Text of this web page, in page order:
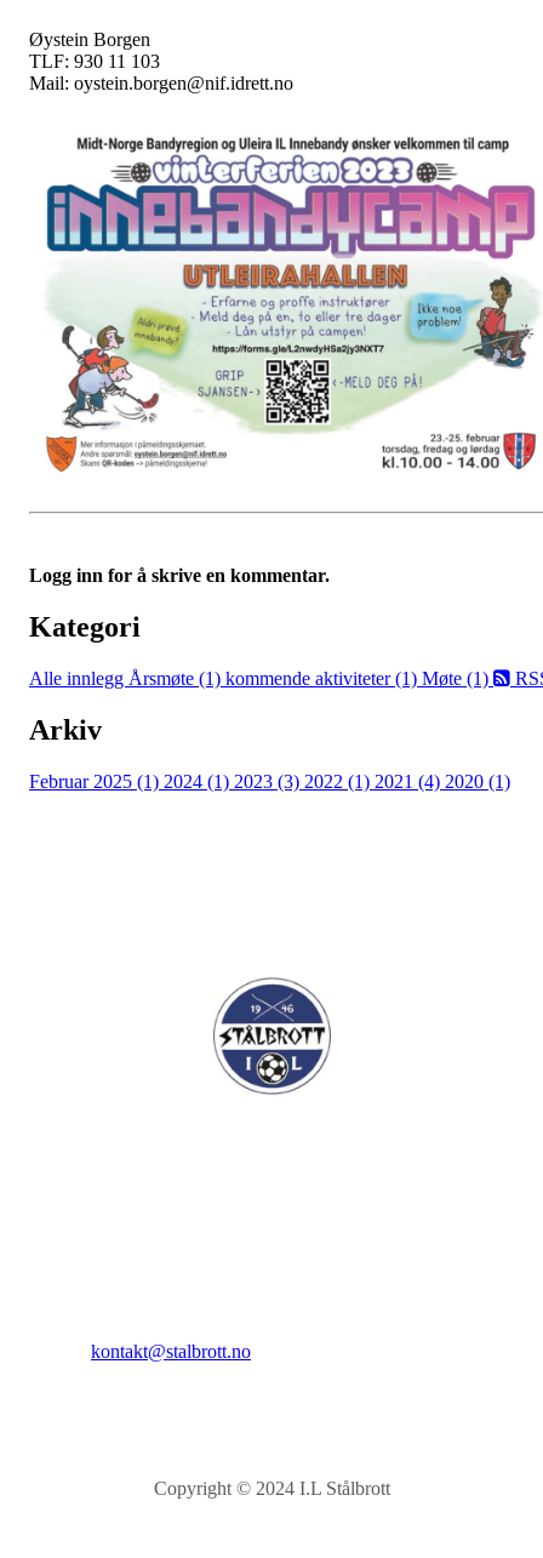
Øystein Borgen
TLF: 930 11 103
Mail: oystein.borgen@nif.idrett.no
Logg inn for å skrive en kommentar.
Kategori
Alle innlegg Årsmøte (1) kommende aktiviteter (1) Møte (1)
Arkiv
Februar 2025 (1) 2024 (1) 2023 (3) 2022 (1) 2021 (4) 2020 (1)
kontakt@stalbrott.no
Copyright © 2024 I.L Stålbrott